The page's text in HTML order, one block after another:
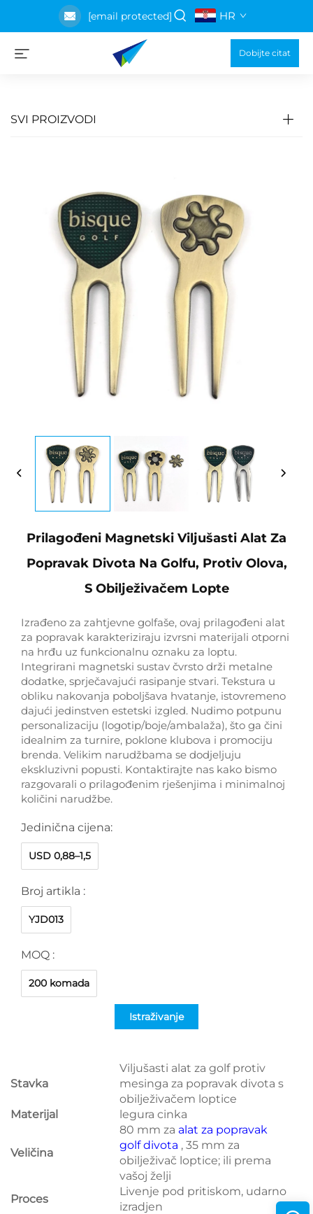
[email protected] HR
Dobijte citat
SVI PROIZVODI
Prilagođeni Magnetski Viljušasti Alat Za
Popravak Divota Na Golfu, Protiv Olova,
S Obilježivačem Lopte
Izrađeno za zahtjevne golfaše, ovaj prilagođeni alat
za popravak karakteriziraju izvrsni materijali otporni
na hrđu uz funkcionalnu oznaku za loptu.
Integrirani magnetski sustav čvrsto drži metalne
dodatke, sprječavajući rasipanje stvari. Tekstura u
obliku nakovanja poboljšava hvatanje, istovremeno
dajući jedinstven estetski izgled. Nudimo potpunu
personalizaciju (logotip/boje/ambalaža), što ga čini
idealnim za turnire, poklone klubova i promociju
brenda. Velikim narudžbama se dodjeljuju
ekskluzivni popusti. Kontaktirajte nas kako bismo
razgovarali o prilagođenim rješenjima i minimalnoj
količini narudžbe.
Jedinična cijena:
USD 0,88–1,5
Broj artikla :
YJD013
MOQ :
200 komada
Istraživanje
Stavka
Viljušasti alat za golf protiv
mesinga za popravak divota s
obilježivačem loptice
Materijal
legura cinka
Veličina
80 mm za alat za popravak
golf divota , 35 mm za
obilježivač loptice; ili prema
vašoj želji
Proces
Livenje pod pritiskom, udarno
izradjen